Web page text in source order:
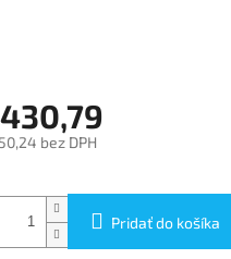
bez DPH
Pridať do košíka